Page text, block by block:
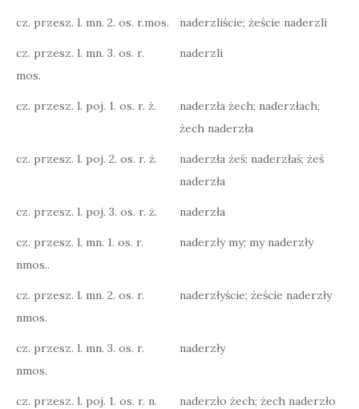
cz. przesz. l. mn. 2. os. r.mos. naderzliście; żeście naderzli
cz. przesz. l. mn. 3. os. r.
mos.
naderzli
cz. przesz. l. poj. 1. os. r. ż.
naderzła żech; naderzłach;
żech naderzła
cz. przesz. l. poj. 2. os. r. ż.
naderzła żeś; naderzłaś; żeś
naderzła
cz. przesz. l. poj. 3. os. r. ż. naderzła
cz. przesz. l. mn. 1. os. r.
nmos..
naderzły my; my naderzły
cz. przesz. l. mn. 2. os. r.
nmos.
naderzłyście; żeście naderzły
cz. przesz. l. mn. 3. os. r.
nmos.
naderzły
cz. przesz. l. poj. 1. os. r. n. naderzło żech; żech naderzło